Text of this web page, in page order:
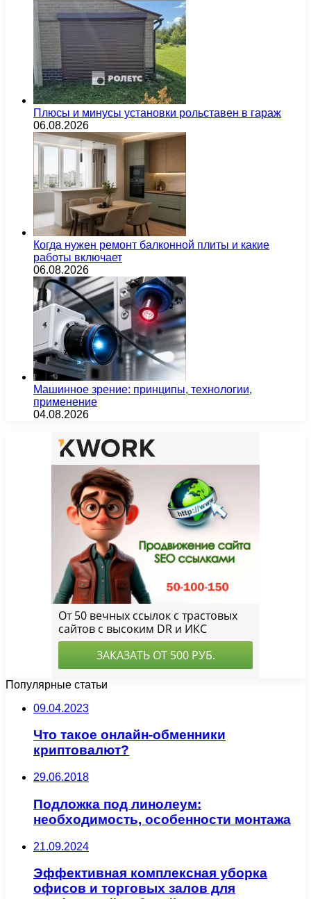
Плюсы и минусы установки рольставен в гараж
06.08.2026
Когда нужен ремонт балконной плиты и какие
работы включает
06.08.2026
Машинное зрение: принципы, технологии,
применение
04.08.2026
Популярные статьи
09.04.2023
Что такое онлайн-обменники
криптовалют?
29.06.2018
Подложка под линолеум:
необходимость, особенности монтажа
21.09.2024
Эффективная комплексная уборка
офисов и торговых залов для